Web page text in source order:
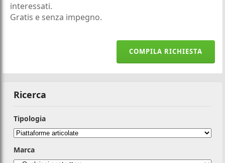
interessati.
Gratis e senza impegno.
COMPILA RICHIESTA
Ricerca
Tipologia
Marca